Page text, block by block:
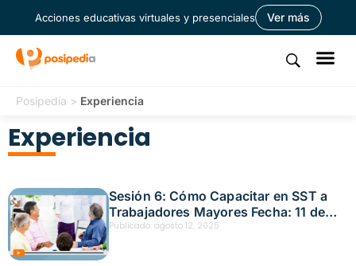
Acciones educativas virtuales y presenciales Ver más
Posipedia > Experiencia
Experiencia
Sesión 6: Cómo Capacitar en SST a
Trabajadores Mayores Fecha: 11 de
Julio 2025
Publicado: agosto 12, 2025